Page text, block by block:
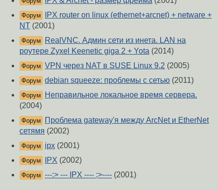
Форум
IPX router on linux (ethernet+arcnet) + netware +
NT (2001)
Форум
RealVNC. Админ сети из инета. LAN на
роутере Zyxel Keenetic giga 2 + Yota (2014)
Форум VPN через NAT в SUSE Linux 9.2 (2005)
Форум debian squeeze: проблемы с сетью (2011)
Форум
Неправильное локальное время сервера.
(2004)
Форум
Проблема gateway'я между ArcNet и EtherNet
сетямя (2002)
Форум ipx (2001)
Форум IPX (2002)
Форум ---:> --- IPX ---- ;>---- (2001)